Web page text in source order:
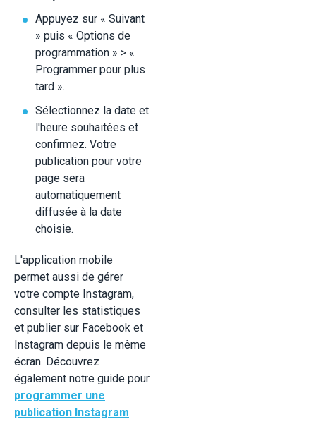
Appuyez sur « Suivant
» puis « Options de
programmation » > «
Programmer pour plus
tard ».
Sélectionnez la date et
l'heure souhaitées et
confirmez. Votre
publication pour votre
page sera
automatiquement
diffusée à la date
choisie.
L'application mobile
permet aussi de gérer
votre compte Instagram,
consulter les statistiques
et publier sur Facebook et
Instagram depuis le même
écran. Découvrez
également notre guide pour
programmer une
publication Instagram.